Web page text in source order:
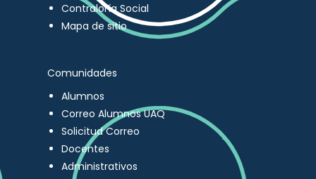
Contraloría Social
Mapa de sitio
Comunidades
Alumnos
Correo Alumnos UAQ
Solicitud Correo
Docentes
Administrativos